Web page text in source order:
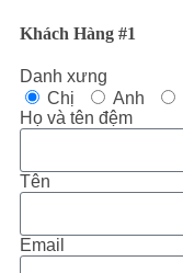
Khách Hàng #1
Danh xưng
Chị
Anh
Họ và tên đệm
Tên
Email